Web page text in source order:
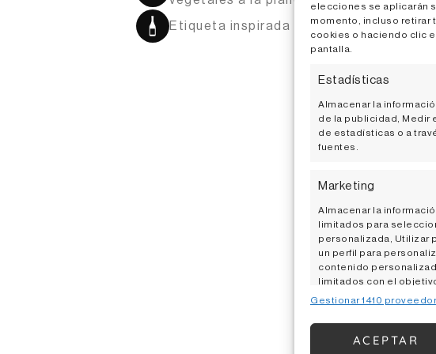
elecciones se aplicarán
momento, incluso retirar
cookies o haciendo clic
pantalla.
Estadísticas
Almacenar la
de la publicidad, Medir
de estadísticas o a
fuentes.
Marketing
Almacenar la
limitados para
personalizada, Utilizar
un perfil para
contenido
limitados con el
Cotejo y combinación
Gestionar 1410
ACEPTAR
Etiqueta inspirada en 'Ariadna', obra de